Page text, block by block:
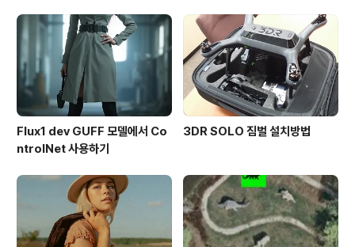
Flux1 dev GUFF 모델에서 Co
ntrolNet 사용하기
3DR SOLO 짐벌 설치방법